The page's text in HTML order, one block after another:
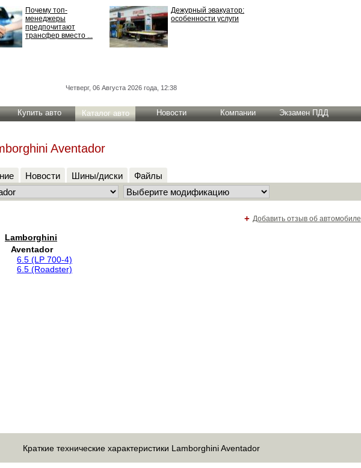
Почему топ-
менеджеры
предпочитают
трансфер вместо ...
Дежурный эвакуатор:
особенности услуги
Четверг, 06 Августа 2026 года, 12:38
Купить авто Каталог авто Новости Компании Экзамен ПДД
Aventador
Новости Шины/диски Файлы
+ Добавить отзыв об автомобиле
Lamborghini
Aventador
6.5 (LP 700-4)
6.5 (Roadster)
Краткие технические характеристики Lamborghini Aventador